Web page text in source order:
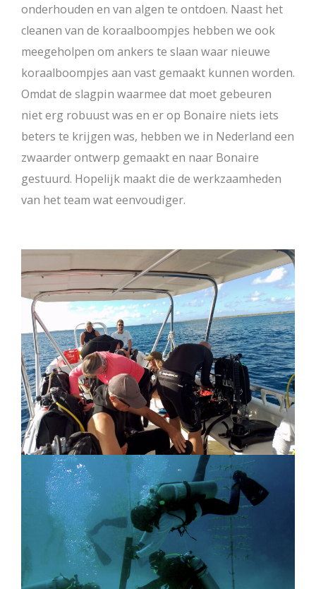
onderhouden en van algen te ontdoen. Naast het
cleanen van de koraalboompjes hebben we ook
meegeholpen om ankers te slaan waar nieuwe
koraalboompjes aan vast gemaakt kunnen worden.
Omdat de slagpin waarmee dat moet gebeuren
niet erg robuust was en er op Bonaire niets iets
beters te krijgen was, hebben we in Nederland een
zwaarder ontwerp gemaakt en naar Bonaire
gestuurd. Hopelijk maakt die de werkzaamheden
van het team wat eenvoudiger.